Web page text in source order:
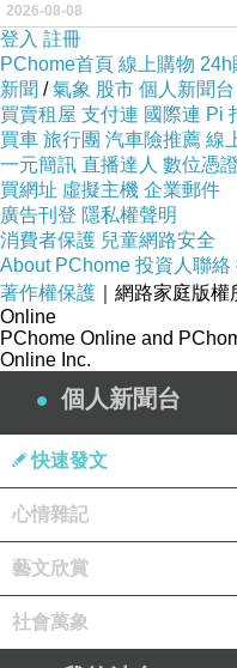
無論經驗了什麼
帶著感恩歡喜心去看
不多給那樣的經驗多
只要肯定已經發生的
接下來依然會有其他
喔
人活著就是不斷地選
去體驗選擇後所發生
即使有評論
因評論而產生反應和
在已知無常才是正常
這樣一句話
可以使自己再次沉澱
上一篇：
2026-08-08
登入 註冊
PChome首頁 線上購物 24h
新聞 /氣象 股市 個人新聞台
買賣租屋 支付連 國際連 Pi
買車 旅行團 汽車險推薦 線
一元簡訊 直播達人 數位憑證
買網址 虛擬主機 企業郵件
廣告刊登 隱私權聲明
消費者保護 兒童網路安全
About PChome 投資人聯絡
著作權保護 ｜網路家庭版
Online
PChome Online and
Online Inc.
個人新聞台
快速發文
心情雜記
藝文欣賞
社會萬象